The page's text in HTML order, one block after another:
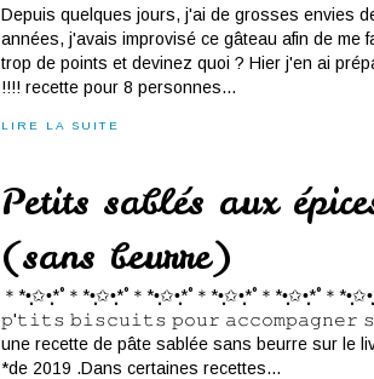
Depuis quelques jours, j'ai de grosses envies
années, j'avais improvisé ce gâteau afin de me
trop de points et devinez quoi ? Hier j'en ai
!!!! recette pour 8 personnes...
LIRE LA SUITE
Petits sablés aux
(sans beurre)
＊*•̩̩͙✩•̩̩͙*˚＊*•̩̩͙✩•̩̩͙*˚＊*•̩̩͙✩•̩̩͙*˚＊*•̩̩͙✩•̩̩͙*˚＊*•̩̩͙✩•̩̩͙*˚＊
𝚙'𝚝𝚒𝚝𝚜 𝚋𝚒𝚜𝚌𝚞𝚒𝚝𝚜 𝚙𝚘𝚞𝚛 𝚊𝚌𝚌𝚘𝚖𝚙𝚊𝚐𝚗𝚎𝚛
une recette de pâte sablée sans beurre sur le
*de 2019 .Dans certaines recettes...